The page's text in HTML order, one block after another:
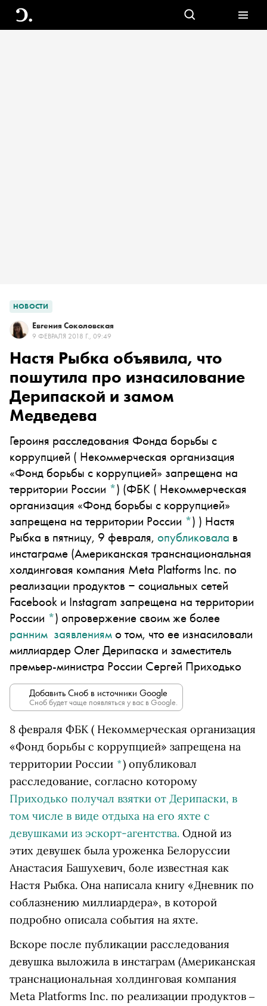
НОВОСТИ
Евгения Соколовская
9 ФЕВРАЛЯ 2018 Г., 09:49
Настя Рыбка объявила, что
пошутила про изнасилование
Дерипаской и замом
Медведева
Героиня расследования Фонда борьбы с
коррупцией ( Некоммерческая организация
«Фонд борьбы с коррупцией» запрещена на
территории России *) (ФБК ( Некоммерческая
организация «Фонд борьбы с коррупцией»
запрещена на территории России *) ) Настя
Рыбка в пятницу, 9 февраля, опубликовала в
инстаграме (Американская транснациональная
холдинговая компания Meta Platforms Inc. по
реализации продуктов ‒ социальных сетей
Facebook и Instagram запрещена на территории
России *) опровержение своим же более
ранним заявлениямо том, что ее изнасиловали
миллиардер Олег Дерипаска и заместитель
премьер-министра России Сергей Приходько
Добавить Сноб в источники Google
Сноб будет чаще появляться у вас в Google.
8 февраля ФБК( Некоммерческая организация
«Фонд борьбы с коррупцией» запрещена на
территории России *) опубликовал
расследование, согласно которому
Приходько получал взятки от Дерипаски, в
том числе в виде отдыха на его яхте с
девушками из эскорт-агентства. Одной из
этих девушек была уроженка Белоруссии
Анастасия Башухевич, боле известная как
Настя Рыбка. Она написала книгу «Дневник по
соблазнению миллиардера», в которой
подробно описала события на яхте.
Вскоре после публикации расследования
девушка выложила в инстаграм (Американская
транснациональная холдинговая компания
Meta Platforms Inc. по реализации продуктов ‒